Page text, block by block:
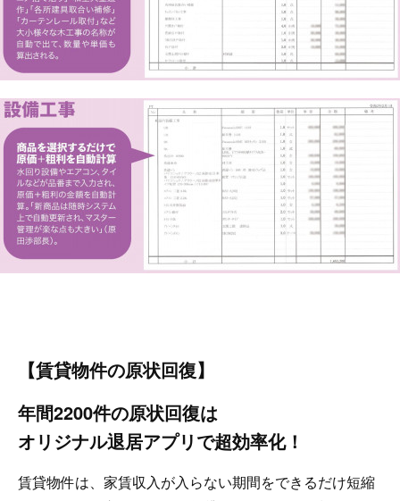
【賃貸物件の原状回復】
年間2200件の原状回復は
オリジナル退居アプリで超効率化！
賃貸物件は、家賃収入が入らない期間をできるだけ短縮